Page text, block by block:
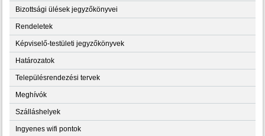
Bizottsági ülések jegyzőkönyvei
Rendeletek
Képviselő-testületi jegyzőkönyvek
Határozatok
Településrendezési tervek
Meghívók
Szálláshelyek
Ingyenes wifi pontok